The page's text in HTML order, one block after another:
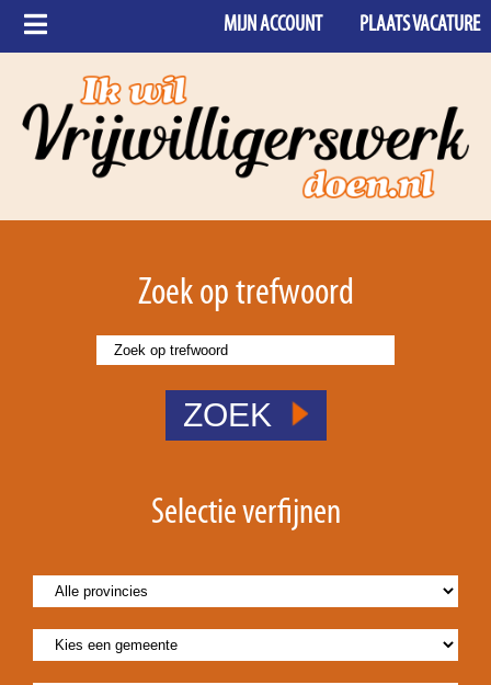
PLAATS VACATURE
MIJN ACCOUNT
Zoek op trefwoord
ZOEK
Selectie verfijnen